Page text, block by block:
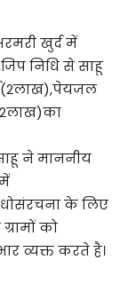
खुर्द में
निधि से साहू
ने माननीय
के लिए
को
व्यक्त करते है।